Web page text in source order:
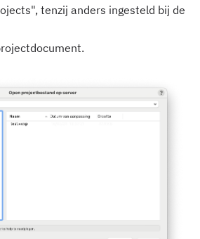
tenzij anders ingesteld bij de